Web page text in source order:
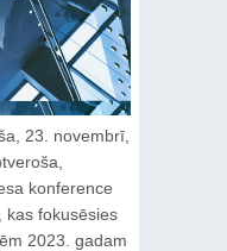
23. novembrī,
konference
kas fokusēsies
2023. gadam